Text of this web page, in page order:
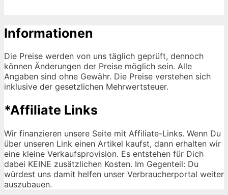
Informationen
Die Preise werden von uns täglich geprüft, dennoch
können Änderungen der Preise möglich sein. Alle
Angaben sind ohne Gewähr. Die Preise verstehen sich
inklusive der gesetzlichen Mehrwertsteuer.
*Affiliate Links
Wir finanzieren unsere Seite mit Affiliate-Links. Wenn Du
über unseren Link einen Artikel kaufst, dann erhalten wir
eine kleine Verkaufsprovision. Es entstehen für Dich
dabei KEINE zusätzlichen Kosten. Im Gegenteil: Du
würdest uns damit helfen unser Verbraucherportal weiter
auszubauen.